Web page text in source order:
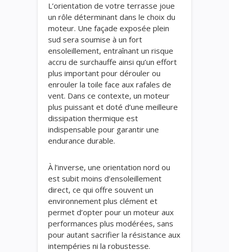
L’orientation de votre terrasse joue
un rôle déterminant dans le choix du
moteur. Une façade exposée plein
sud sera soumise à un fort
ensoleillement, entraînant un risque
accru de surchauffe ainsi qu’un effort
plus important pour dérouler ou
enrouler la toile face aux rafales de
vent. Dans ce contexte, un moteur
plus puissant et doté d’une meilleure
dissipation thermique est
indispensable pour garantir une
endurance durable.
À l’inverse, une orientation nord ou
est subit moins d’ensoleillement
direct, ce qui offre souvent un
environnement plus clément et
permet d’opter pour un moteur aux
performances plus modérées, sans
pour autant sacrifier la résistance aux
intempéries ni la robustesse.